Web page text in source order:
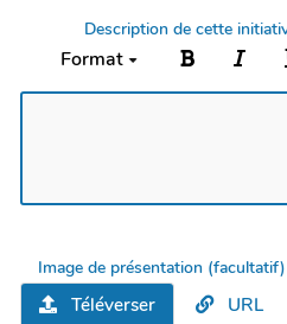
Description de cette
Format
Image de présentation (facultatif)
Téléverser URL